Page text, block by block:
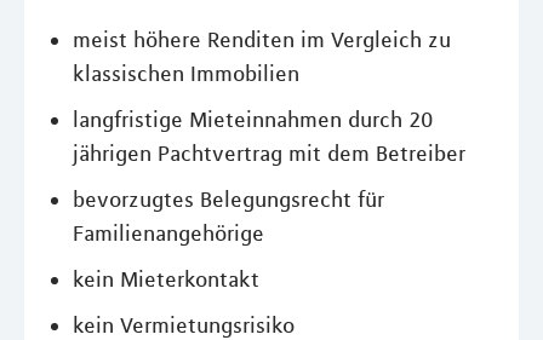
meist höhere Renditen im Vergleich zu
klassischen Immobilien
langfristige Mieteinnahmen durch 20
jährigen Pachtvertrag mit dem Betreiber
bevorzugtes Belegungsrecht für
Familienangehörige
kein Mieterkontakt
kein Vermietungsrisiko